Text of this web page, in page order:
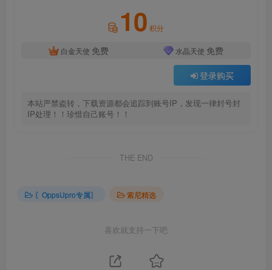
10 积分
白金天使 免费 水晶天使 免费
登录购买
本站严禁盗转，下载资源都会追踪到账号IP，发现一律封号封
IP处理！！珍惜自己账号！！
THE END
〖OppsUpro专属〗 索尼精选
喜欢就支持一下吧